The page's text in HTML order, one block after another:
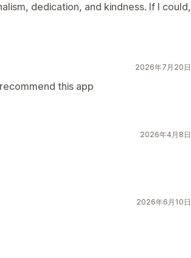
dedication, and kindness. If I could,
2026年7月20日
this app
2026年4月8日
2026年6月10日